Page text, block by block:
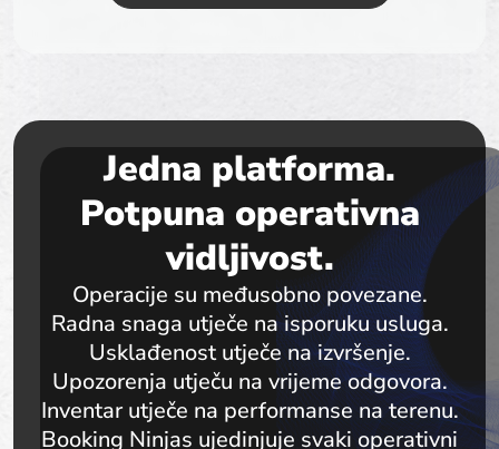
Jedna platforma.
Potpuna operativna
vidljivost.
Operacije su međusobno povezane.
Radna snaga utječe na isporuku usluga.
Usklađenost utječe na izvršenje.
Upozorenja utječu na vrijeme odgovora.
Inventar utječe na performanse na terenu.
Booking Ninjas ujedinjuje svaki operativni